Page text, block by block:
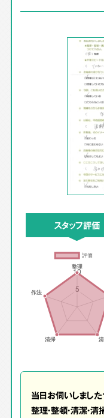
スタッフ評価
当日お伺いしまし
整理・整頓・清潔・